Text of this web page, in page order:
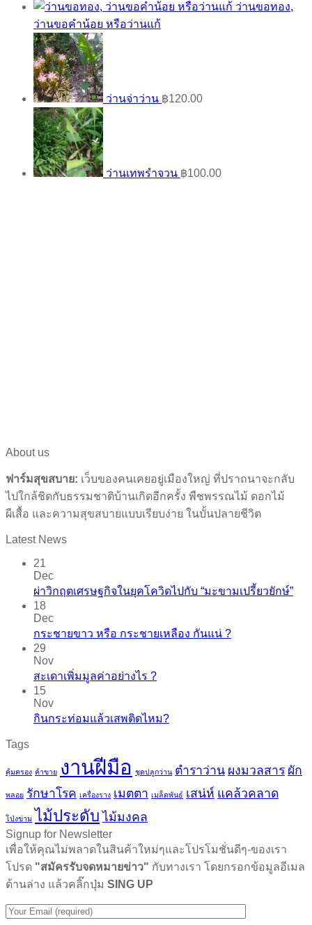
ว่านขอทอง,
ว่านขอคำน้อย หรือว่านแก้
ว่านจ่าว่าน ฿120.00
ว่านเทพรำจวน ฿100.00
About us
ฟาร์มสุขสบาย: เว็บของคนเคยอยู่เมืองใหญ่ ที่ปราถนาจะกลับ
ไปใกล้ชิดกับธรรมชาติบ้านเกิดอีกครั้ง พืชพรรณไม้ ดอกไม้
ผีเสื้อ และความสุขสบายแบบเรียบง่าย ในบั้นปลายชีวิต
Latest News
21
Dec
ผ่าวิกฤตเศรษฐกิจในยุคโควิดไปกับ “มะขามเปรี้ยวยักษ์”
18
Dec
กระชายขาว​ หรือ​ กระชายเหลือง กันแน่ ?
29
Nov
สะเดาเพิ่มมูลค่าอย่างไร ?
15
Nov
กินกระท่อมแล้วเสพติดไหม?
Tags
คุ้มครอง ค้าขาย งานฝีมือ ชุดปลูกว่าน ตำราว่าน ผงมวลสาร ผัก
พลอย รักษาโรค เครื่องราง เมตตา เมล็ดพันธ์ เสน่ห์ แคล้วคลาด
โป่งข่าม ไม้ประดับ ไม้มงคล
Signup for Newsletter
เพื่อให้คุณไม่พลาดในสินค้าใหม่ๆและโปรโมชั่นดีๆ-ของเรา
โปรด "สมัครรับจดหมายข่าว" กับทางเรา โดยกรอกข้อมูลอีเมล
ด้านล่าง แล้วคลิ๊กปุ่ม SING UP